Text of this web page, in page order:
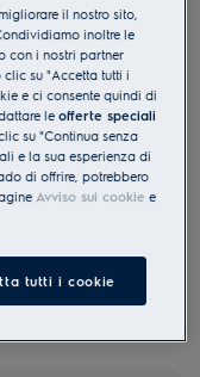
aspirante
EU Product Fiche
CHF 495.00
il nostro sito,
inoltre le
con i nostri partner
su "Accetta tutti i
e ci consente quindi di
leofferte speciali
su "Continua senza
e la sua esperienza di
di offrire, potrebbero
Avviso sui cookie e
tutti i cookie